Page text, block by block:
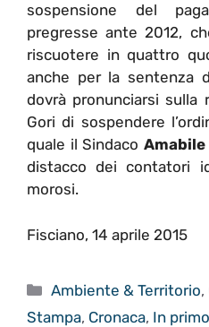
sospensione del
pregresse ante 2012,
riscuotere in quattro
anche per la sentenza
dovrà pronunciarsi sulla
Gori di sospendere
quale il Sindaco Amabile
distacco dei contatori
morosi.
Fisciano, 14 aprile 2015
Categorie
Ambiente & Territorio,
Stampa, Cronaca, In